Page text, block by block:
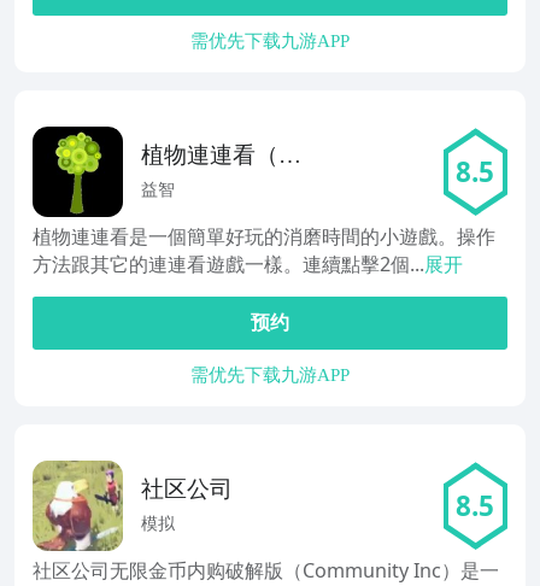
需优先下载九游APP
植物連連看（免
费）
益智 8.5
植物連連看是一個簡單好玩的消磨時間的小遊戲。操作
方法跟其它的連連看遊戲一樣。連續點擊2個...展开
预约
需优先下载九游APP
社区公司
模拟 8.5
社区公司无限金币内购破解版（Community Inc）是一